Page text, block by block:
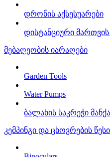
დრონის აქსესუარები
დისტანციური
მებაღეობის იარაღები
Garden Tools
Water Pumps
ბალახის საკრეჭი
კემპინგი და ცხოვრების წესი